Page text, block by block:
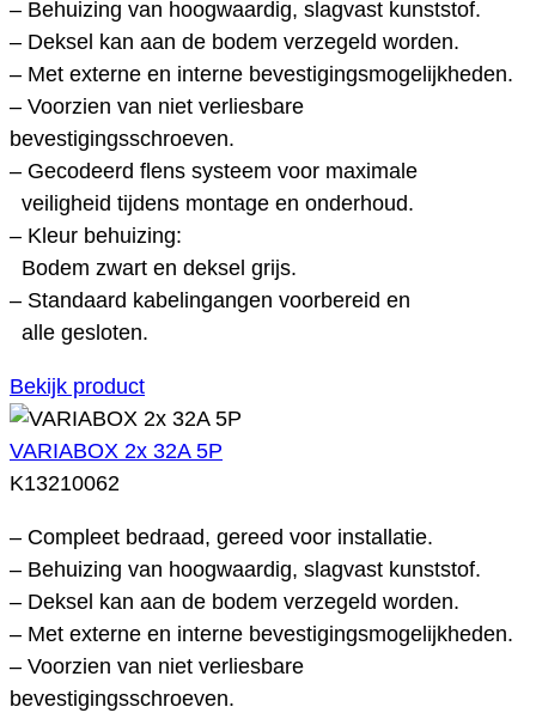
– Behuizing van hoogwaardig, slagvast kunststof.
– Deksel kan aan de bodem verzegeld worden.
– Met externe en interne bevestigingsmogelijkheden.
– Voorzien van niet verliesbare
bevestigingsschroeven.
– Gecodeerd flens systeem voor maximale
veiligheid tijdens montage en onderhoud.
– Kleur behuizing:
Bodem zwart en deksel grijs.
– Standaard kabelingangen voorbereid en
alle gesloten.
Bekijk product
VARIABOX 2x 32A 5P
K13210062
– Compleet bedraad, gereed voor installatie.
– Behuizing van hoogwaardig, slagvast kunststof.
– Deksel kan aan de bodem verzegeld worden.
– Met externe en interne bevestigingsmogelijkheden.
– Voorzien van niet verliesbare
bevestigingsschroeven.